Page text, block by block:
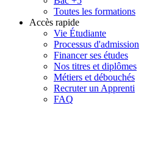
Toutes les formations
Accès rapide
Vie Étudiante
Processus d'admission
Financer ses études
Nos titres et diplômes
Métiers et débouchés
Recruter un Apprenti
FAQ